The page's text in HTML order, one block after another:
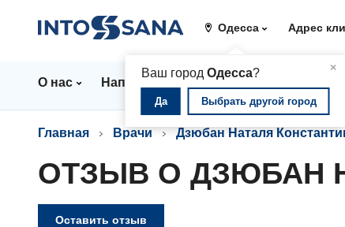
Одесса
×
Ваш город Одесса?
Да Выбрать другой город
Адрес
О нас Направления Стационар
Главная Врачи Дзюбан Наталя
ОТЗЫВ О ДЗЮБАН
Оставить отзыв